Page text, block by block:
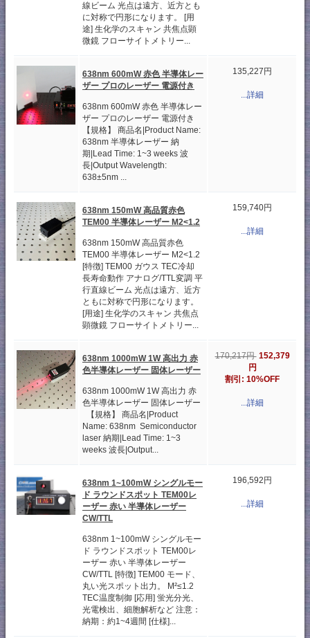
線ビーム 光点は遠方、近方とも
に対称で円形になります。 [用
途] 生化学のスキャン 共焦点顕
微鏡 フローサイトメトリー...
638nm 600mW 赤色 半導体レー
ザー プロのレーザー 電源付き
638nm 600mW 赤色 半導体レー
ザー プロのレーザー 電源付き
【規格】 商品名|Product Name:
638nm 半導体レーザー 納
期|Lead Time: 1~3 weeks 波
長|Output Wavelength:
638±5nm ...
135,227円
...詳細
638nm 150mW 高品質赤色
TEM00 半導体レーザー M2<1.2
638nm 150mW 高品質赤色
TEM00 半導体レーザー M2<1.2
[特徴] TEM00 ガウス TEC冷却
長寿命動作 アナログ/TTL変調 平
行直線ビーム 光点は遠方、近方
ともに対称で円形になります。
[用途] 生化学のスキャン 共焦点
顕微鏡 フローサイトメトリー...
159,740円
...詳細
638nm 1000mW 1W 高出力 赤
色半導体レーザー 固体レーザー
638nm 1000mW 1W 高出力 赤
色半導体レーザー 固体レーザー
【規格】 商品名|Product
Name: 638nm Semiconductor
laser 納期|Lead Time: 1~3
weeks 波長|Output...
170,217円 152,379
円
割引: 10%OFF
...詳細
638nm 1~100mW シングルモー
ド ラウンドスポット TEM00レ
ーザー 赤い 半導体レーザー
CW/TTL
638nm 1~100mW シングルモー
ド ラウンドスポット TEM00レ
ーザー 赤い 半導体レーザー
CW/TTL [特徴] TEM00 モード、
丸い光スポット出力。 M²≤1.2
TEC温度制御 [応用] 蛍光分光、
光電検出、細胞解析など 注意：
納期：約1~4週間 [仕様]...
196,592円
...詳細